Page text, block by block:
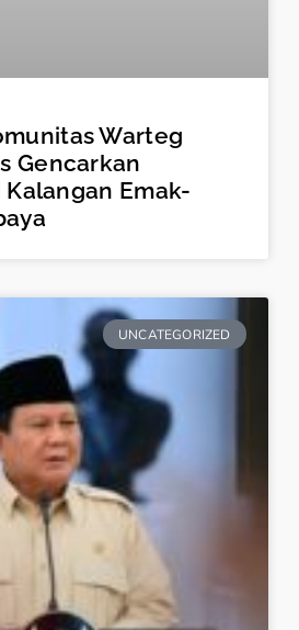
Warteg
Gencarkan
Kalangan Emak-
UNCATEGORIZED